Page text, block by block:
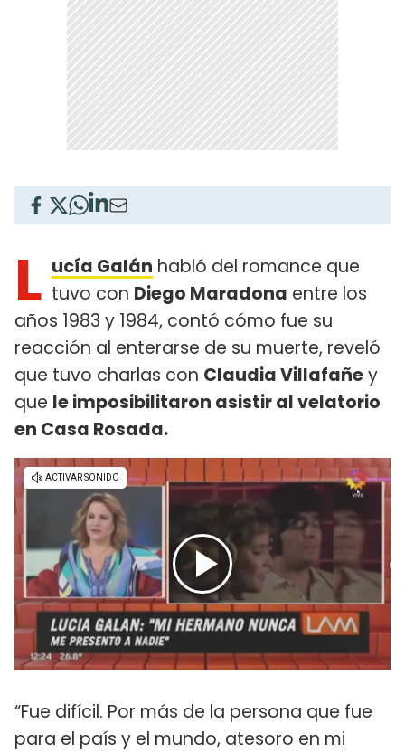
L ucía Galán habló del romance que
tuvo con Diego Maradona entre los
años 1983 y 1984, contó cómo fue su
reacción al enterarse de su muerte, reveló
que tuvo charlas con Claudia Villafañey
que le imposibilitaron asistir al velatorio
en Casa Rosada.
“Fue difícil. Por más de la persona que fue
para el país y el mundo, atesoro en mi